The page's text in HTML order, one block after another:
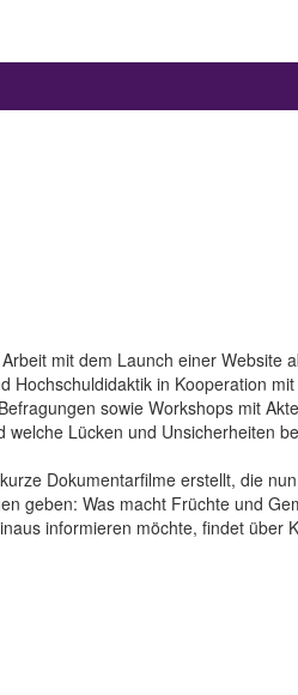
mit dem Launch einer
in Kooperation
sowie Workshops mit
Lücken und Unsicherheiten
Dokumentarfilme erstellt, die
geben: Was macht Früchte und
informieren möchte, findet über